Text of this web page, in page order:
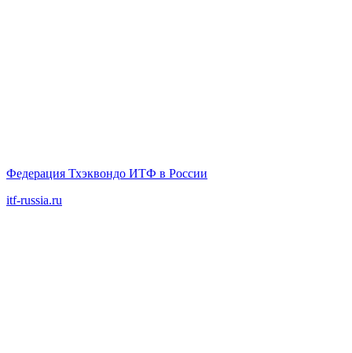
Федерация Тхэквондо ИТФ в России
itf-russia.ru